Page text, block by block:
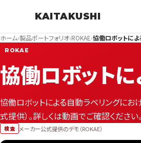
KAITAKUSHI
ホーム›製品ポートフォリオ›ROKAE›協働ロボットに
ROKAE
協働ロボット
協働ロボットによる自動ラベリングにお
式提供）。詳しくは動画でご確認ください。
検査 メーカー公式提供のデモ（ROKAE）